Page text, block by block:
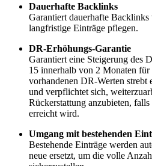
Dauerhafte Backlinks
Garantiert dauerhafte
langfristige Einträge pflegen.
DR-Erhöhungs-Garantie
Garantiert eine Steigerung des
15 innerhalb von 2 Monaten für
vorhandenen DR-Werten strebt
und verpflichtet sich,
Rückerstattung anzubieten,
erreicht wird.
Umgang mit bestehenden
Bestehende Einträge werden
neue ersetzt, um die volle